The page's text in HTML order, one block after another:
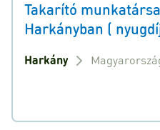
Takarító
Harkányban (
Harkány